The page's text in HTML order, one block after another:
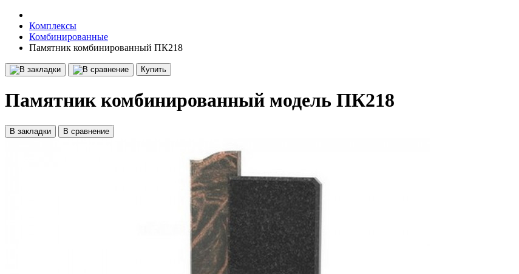
Комплексы
Комбинированные
Памятник комбинированный ПК218
Купить
Памятник комбинированный модель ПК218
В закладки В сравнение